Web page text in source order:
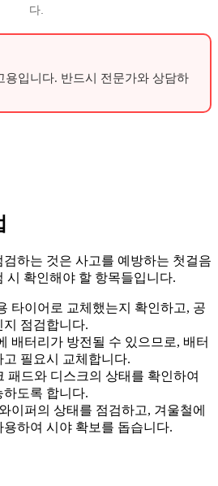
다.
용입니다. 반드시 전문가와 상담하
하는 것은 사고를 예방하는 첫걸음
시 확인해야 할 항목들입니다.
타이어로 교체했는지 확인하고, 공
점검합니다.
배터리가 방전될 수 있으므로, 배터
필요시 교체합니다.
패드와 디스크의 상태를 확인하여
도록 합니다.
이퍼의 상태를 점검하고, 겨울철에
하여 시야 확보를 돕습니다.